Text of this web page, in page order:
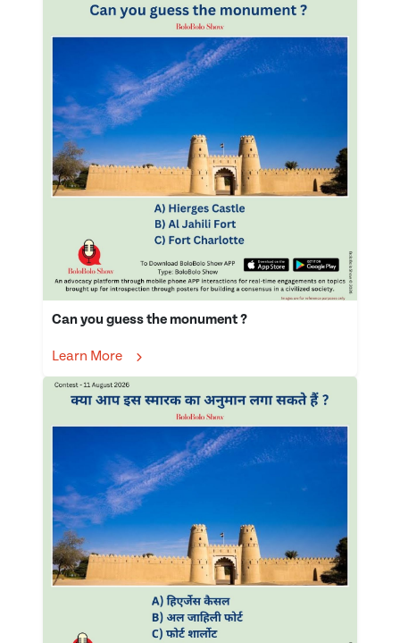
Can you guess the monument ?
Learn More